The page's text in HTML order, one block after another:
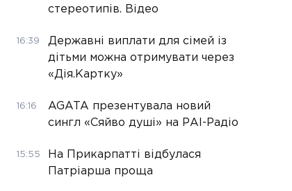
стереотипів. Відео
16:39
Державні виплати для сімей із
дітьми можна отримувати через
«Дія.Картку»
16:16
AGATA презентувала новий
сингл «Сяйво душі» на РАІ-Радіо
15:55
На Прикарпатті відбулася
Патріарша проща